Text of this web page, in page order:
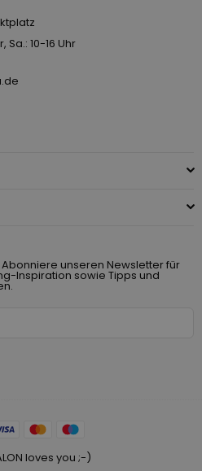
Sa.: 10-16 Uhr
Abonniere unseren Newsletter für
Inspiration sowie Tipps und
loves you ;-)